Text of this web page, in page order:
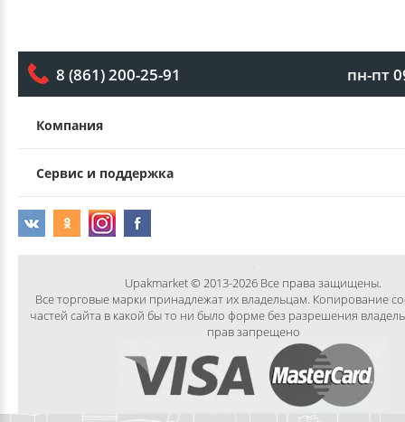
8 (861) 200-25-91 пн-пт
Компания
Сервис и поддержка
Upakmarket © 2013-2026 Все права защищены.
Все торговые марки принадлежат их владельцам. Копирование
частей сайта в какой бы то ни было форме без разрешения
прав запрещено